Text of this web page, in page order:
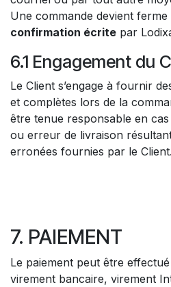
Une commande devient
confirmation écrite par
6.1 Engagement du
Le Client s’engage à fournir
et complètes lors de la
être tenue responsable en
ou erreur de livraison
erronées fournies par le Client.
7. PAIEMENT
Le paiement peut être
virement bancaire, virement